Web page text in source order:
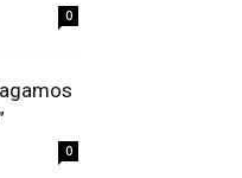
0
0